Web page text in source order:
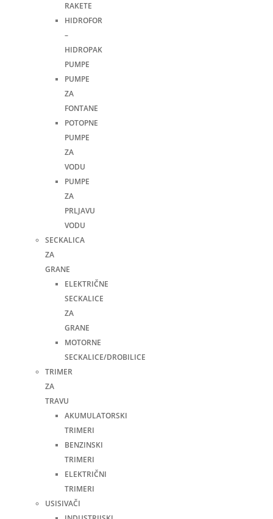
RAKETE
HIDROFOR
–
HIDROPAK
PUMPE
PUMPE
ZA
FONTANE
POTOPNE
PUMPE
ZA
VODU
PUMPE
ZA
PRLJAVU
VODU
SECKALICA
ZA
GRANE
ELEKTRIČNE
SECKALICE
ZA
GRANE
MOTORNE
SECKALICE/DROBILICE
TRIMER
ZA
TRAVU
AKUMULATORSKI
TRIMERI
BENZINSKI
TRIMERI
ELEKTRIČNI
TRIMERI
USISIVAČI